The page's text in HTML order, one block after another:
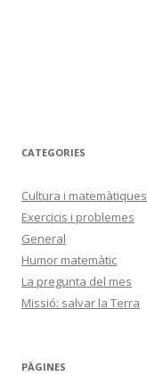
CATEGORIES
Cultura i matemàtiques
Exercicis i problemes
General
Humor matemàtic
La pregunta del mes
Missió: salvar la Terra
PÀGINES